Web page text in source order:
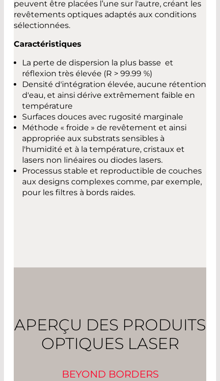
peuvent être placées l’une sur l'autre, créant les
revêtements optiques adaptés aux conditions
sélectionnées.
Caractéristiques
La perte de dispersion la plus basse et
réflexion très élevée (R > 99.99 %)
Densité d'intégration élevée, aucune rétention
d'eau, et ainsi dérive extrêmement faible en
température
Surfaces douces avec rugosité marginale
Méthode « froide » de revêtement et ainsi
appropriée aux substrats sensibles à
l'humidité et à la température, cristaux et
lasers non linéaires ou diodes lasers.
Processus stable et reproductible de couches
aux designs complexes comme, par exemple,
pour les filtres à bords raides.
APERÇU DES PRODUITS
OPTIQUES LASER
BEYOND BORDERS